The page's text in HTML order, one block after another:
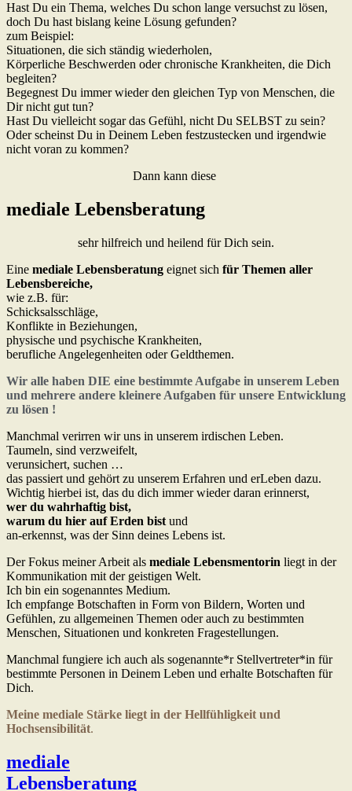
Hast Du ein Thema, welches Du schon lange versuchst zu lösen,
doch Du hast bislang keine Lösung gefunden?
zum Beispiel:
Situationen, die sich ständig wiederholen,
Körperliche Beschwerden oder chronische Krankheiten, die Dich
begleiten?
Begegnest Du immer wieder den gleichen Typ von Menschen, die
Dir nicht gut tun?
Hast Du vielleicht sogar das Gefühl, nicht Du SELBST zu sein?
Oder scheinst Du in Deinem Leben festzustecken und irgendwie
nicht voran zu kommen?
Dann kann diese
mediale Lebensberatung
sehr hilfreich und heilend für Dich sein.
Eine mediale Lebensberatung eignet sich für Themen aller
Lebensbereiche,
wie z.B. für:
Schicksalsschläge,
Konflikte in Beziehungen,
physische und psychische Krankheiten,
berufliche Angelegenheiten oder Geldthemen.
Wir alle haben DIE eine bestimmte Aufgabe in unserem Leben
und mehrere andere kleinere Aufgaben für unsere Entwicklung
zu lösen !
Manchmal verirren wir uns in unserem irdischen Leben.
Taumeln, sind verzweifelt,
verunsichert, suchen …
das passiert und gehört zu unserem Erfahren und erLeben dazu.
Wichtig hierbei ist, das du dich immer wieder daran erinnerst,
wer du wahrhaftig bist,
warum du hier auf Erden bist und
an-erkennst, was der Sinn deines Lebens ist.
Der Fokus meiner Arbeit als mediale Lebensmentorin liegt in der
Kommunikation mit der geistigen Welt.
Ich bin ein sogenanntes Medium.
Ich empfange Botschaften in Form von Bildern, Worten und
Gefühlen, zu allgemeinen Themen oder auch zu bestimmten
Menschen, Situationen und konkreten Fragestellungen.
Manchmal fungiere ich auch als sogenannte*r Stellvertreter*in für
bestimmte Personen in Deinem Leben und erhalte Botschaften für
Dich.
Meine mediale Stärke liegt in der Hellfühligkeit und
Hochsensibilität.
mediale
Lebensberatung